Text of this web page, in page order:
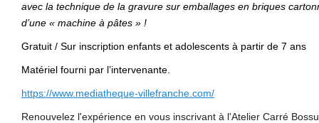
avec la technique de la gravure sur emballages en briques
d’une « machine à pâtes » !
Gratuit / Sur inscription enfants et adolescents à partir de 7 ans
Matériel fourni par l’intervenante.
https://www.mediatheque-villefranche.com/
Renouvelez l'expérience en vous inscrivant à l'Atelier Carré